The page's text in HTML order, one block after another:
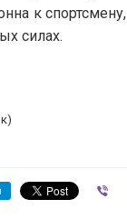
к
силах.